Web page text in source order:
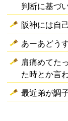
判断に基づ
阪神には自
あーあどう
肩痛めてた
た時とか言
最近弟が調